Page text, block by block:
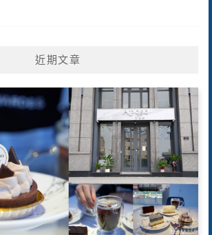
近期文章